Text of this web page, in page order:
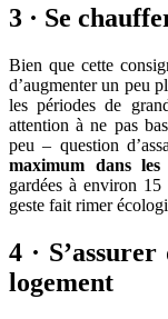
3 · Se
Bien que cette
d’augmenter un peu
les périodes de
attention à ne pas
peu – question
maximum dans
gardées à environ
geste fait rimer
4 ·
logement